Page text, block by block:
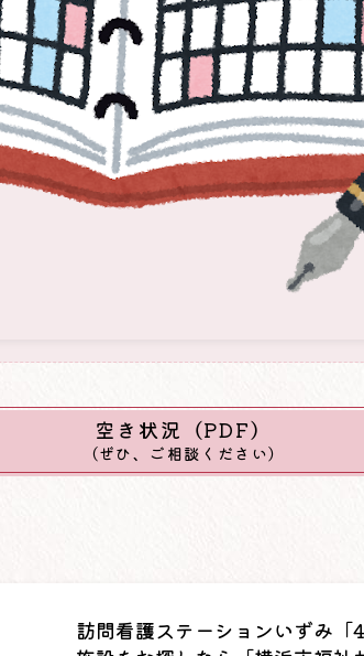
空き状況（PDF）
（ぜひ、ご相談ください）
訪問看護ステーションいずみ